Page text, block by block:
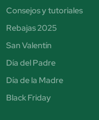
Consejos y tutoriales
Rebajas 2025
San Valentín
Día del Padre
Día de la Madre
Black Friday